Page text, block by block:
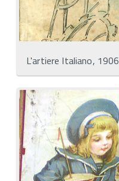
L'artiere Italiano, 1906